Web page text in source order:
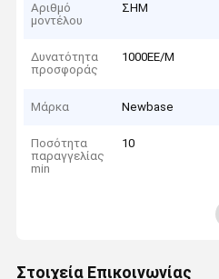
Αριθμό
μοντέλου
ΣΗΜ
Δυνατότητα
προσφοράς
1000ΕΕ/Μ
Μάρκα Newbase
Ποσότητα
παραγγελίας
min
10
Στοιχεία Επικοινωνίας